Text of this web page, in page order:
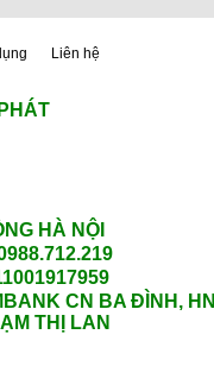
Liên hệ
HÀ NỘI
CN BA ĐÌNH, HN
THỊ LAN